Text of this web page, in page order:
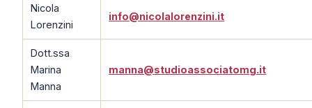
Nicola
Lorenzini
info@nicolalorenzini.it
Dott.ssa
Marina
Manna
manna@studioassociatomg.it